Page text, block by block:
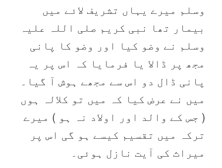
وسلم میرے یہاں تشریف لائے میں
بیمار تھا نبی کریم صلی اللہ علیہ
وسلم نے وضو کیا اور وضو کا پانی
مجھ پر ڈالا یا فرمایا کہ اس پر یہ
پانی ڈال دو اس سے مجھے ہوش آ گیا۔
میں نے عرض کیا کہ میں تو کلالہ ہوں
( جس کے والد اور اولاد نہ ہو ) میرے
ترکہ میں تقسیم کیسے ہو گی اس پر
میراث کی آیت نازل ہوئی۔